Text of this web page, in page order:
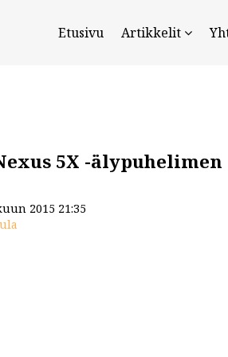
Etusivu Artikkelit
5X -älypuhelimen
2015 21:35